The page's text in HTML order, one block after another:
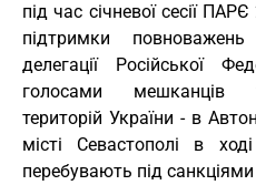
під час січневої сесії
підтримки повноважень
делегації Російської
голосами мешканців
територій України - в
місті Севастополі в
перебувають під